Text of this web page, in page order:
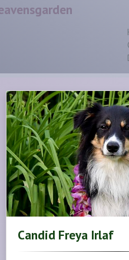
Candid Freya Irlaf